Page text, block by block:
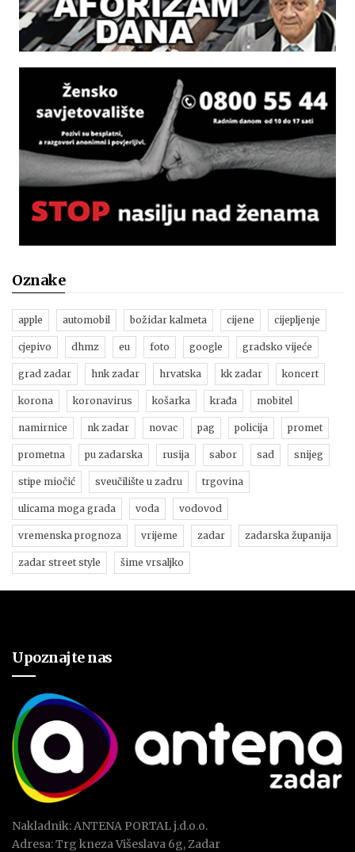
Oznake
apple automobil božidar kalmeta cijene cijepljenje
cjepivo dhmz eu foto google gradsko vijeće
grad zadar hnk zadar hrvatska kk zadar koncert
korona koronavirus košarka krađa mobitel
namirnice nk zadar novac pag policija promet
prometna pu zadarska rusija sabor sad snijeg
stipe miočić sveučilište u zadru trgovina
ulicama moga grada voda vodovod
vremenska prognoza vrijeme zadar zadarska županija
zadar street style šime vrsaljko
Upoznajte nas
Nakladnik: ANTENA PORTAL j.d.o.o.
Adresa: Trg kneza Višeslava 6g, Zadar